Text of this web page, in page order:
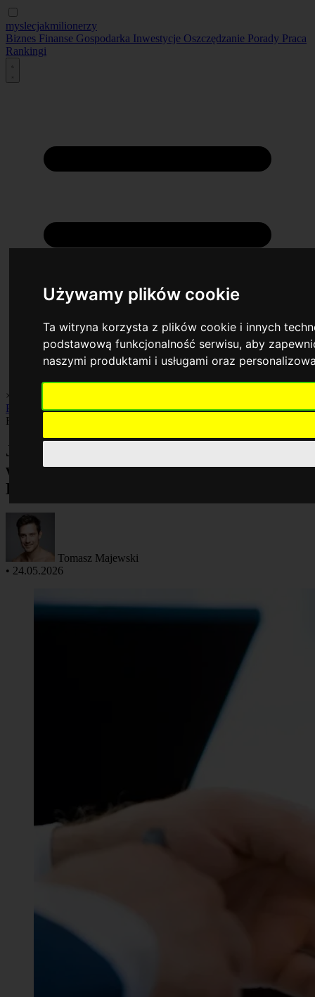
Używamy plików cookie
Ta witryna korzysta z plików cookie i innych
podstawową funkcjonalność serwisu,aby
naszymi produktami i usługami oraz
myslecjakmilionerzy
Biznes Finanse Gospodarka Inwestycje Oszczędzanie Porady Praca
Rankingi
×
Praca
Rankingi
Finanse
Jakie są najczęstsze błędy przy
wystawianiu faktur korygujących w
KSeF?
Tomasz Majewski
• 24.05.2026